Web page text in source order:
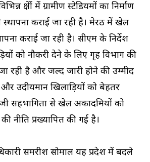
क्षेत्रों में ग्रामीण स्टेडियमों का निर्माण
कराई जा रही है। मेरठ में खेल
कराई जा रही है। सीएम के निर्देश
को नौकरी देने के लिए गृह विभाग की
रही है और जल्द जारी होने की उम्मीद
उदीयमान खिलाड़ियों को बेहतर
सहभागिता से खेल अकादमियों को
नीति प्रख्यापित की गई है।
समरीश सोमाल यह प्रदेश में बदले